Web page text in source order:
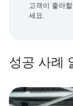
고객이 좋아
세요.
성공 사례